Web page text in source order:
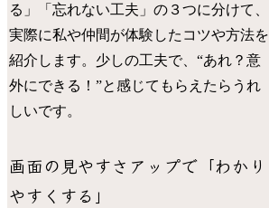
る」「忘れない工夫」の３つに分けて、
実際に私や仲間が体験したコツや方法を
紹介します。少しの工夫で、“あれ？意
外にできる！”と感じてもらえたらうれ
しいです。
画面の見やすさアップで「わかり
やすくする」